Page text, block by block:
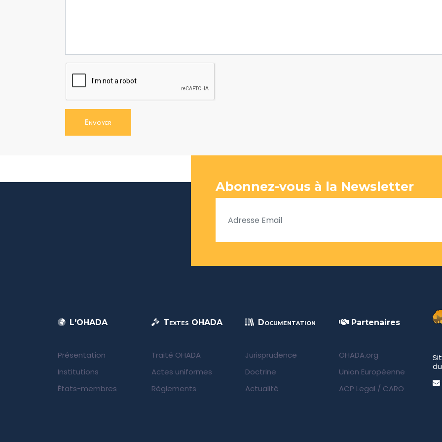
Envoyer
Abonnez-vous à la Newsletter
L'OHADA
Présentation
Institutions
États-membres
Textes OHADA
Traité OHADA
Actes uniformes
Règlements
Documentation
Jurisprudence
Doctrine
Actualité
Partenaires
OHADA.org
Union Européenne
ACP Legal / CARO